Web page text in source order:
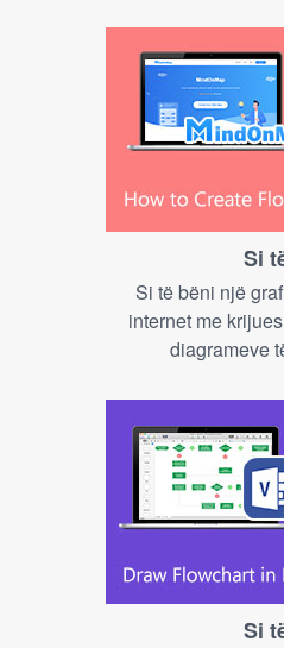
Si
Si të bëni një
internet me
diagrameve
Si